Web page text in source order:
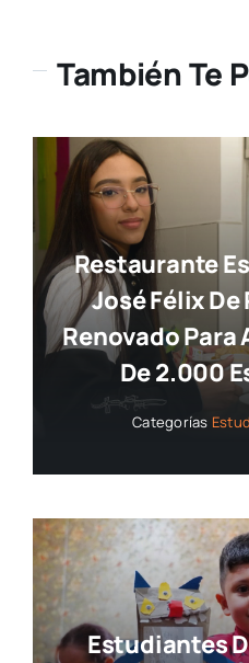
También Te
Restaurante
José Félix
Renovado Para
De 2.000
Categorías
Estudiantes